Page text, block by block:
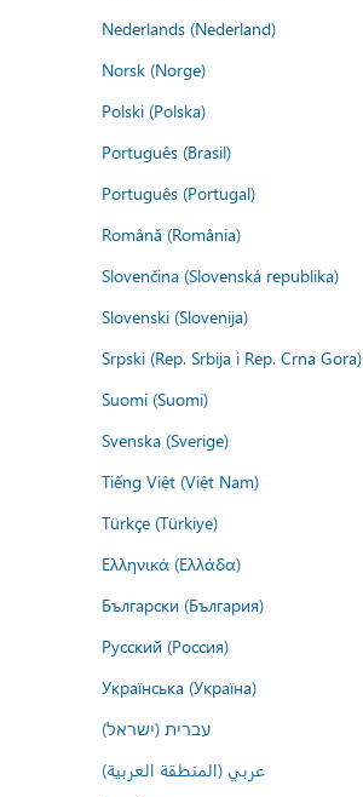
Nederlands (Nederland)
Norsk (Norge)
Polski (Polska)
Português (Brasil)
Português (Portugal)
Română (România)
Slovenčina (Slovenská republika)
Slovenski (Slovenija)
Srpski (Rep. Srbija i Rep. Crna Gora)
Suomi (Suomi)
Svenska (Sverige)
Tiếng Việt (Việt Nam)
Türkçe (Türkiye)
Ελληνικά (Ελλάδα)
Български (България)
Русский (Россия)
Українська (Україна)
עברית (ישראל)
عربي (المنطقة العربية)